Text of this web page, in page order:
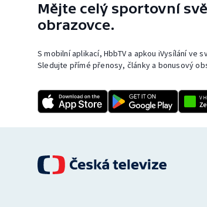
Mějte celý sportovní
obrazovce.
S mobilní aplikací, HbbTV a apkou iVysílání
Sledujte přímé přenosy, články a bonusový